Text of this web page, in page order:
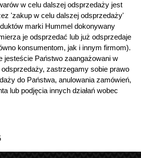
w celu dalszej odsprzedaży jest
'zakup w celu dalszej odsprzedaży'
marki Hummel dokonywany
je odsprzedać lub już odsprzedaje
konsumentom, jak i innym firmom).
jesteście Państwo zaangażowani w
zastrzegamy sobie prawo
do Państwa, anulowania zamówień,
lub podjęcia innych działań wobec